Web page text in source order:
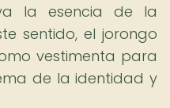
la esencia de la
sentido, el jorongo
vestimenta para
de la identidad y